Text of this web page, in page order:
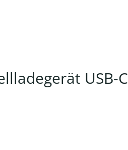
USB-C